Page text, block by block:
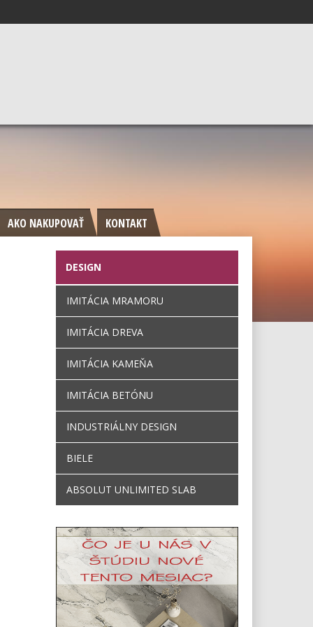
AKO NAKUPOVAŤ KONTAKT
DESIGN
IMITÁCIA MRAMORU
IMITÁCIA DREVA
IMITÁCIA KAMEŇA
IMITÁCIA BETÓNU
INDUSTRIÁLNY DESIGN
BIELE
ABSOLUT UNLIMITED SLAB